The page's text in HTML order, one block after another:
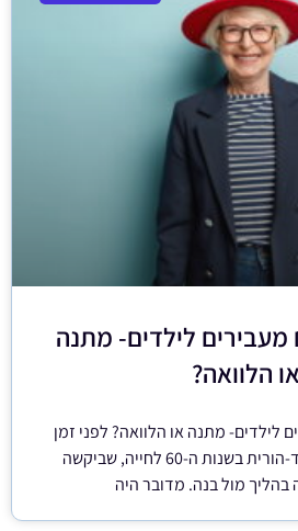
מעבירים לילדים- מתנה
או הלוואה?
לילדים- מתנה או הלוואה? לפני זמן
מה פנתה אליי אם חד-הורית בשנות ה-60 לחייה, שביקשה
בהליך מול בנה. מדובר היה